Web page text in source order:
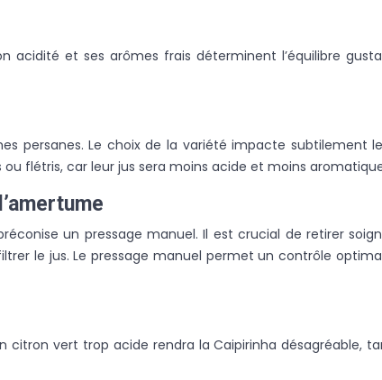
acidité et ses arômes frais déterminent l’équilibre
persanes. Le choix de la variété impacte subtilement
flétris, car leur jus sera moins acide et moins
un pressage manuel. Il est crucial de retirer
le jus. Le pressage manuel permet un contrôle
vert trop acide rendra la Caipirinha désagréable,